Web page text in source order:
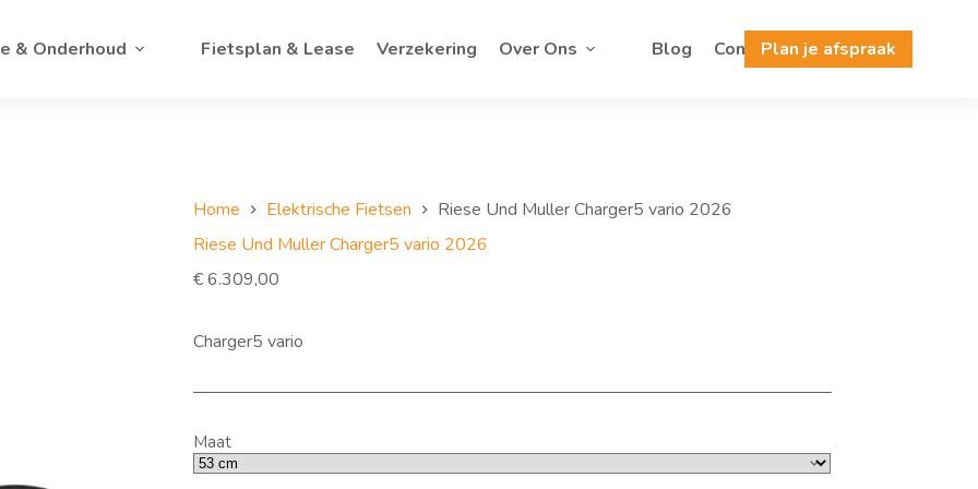
& Onderhoud Fietsplan & Lease Verzekering Over Ons Blog ContactPlan je afspraak
Home Elektrische Fietsen
Riese Und Muller Charger5 vario 2026
Riese Und Muller Charger5 vario 2026
€6.309,00
Charger5 vario
Maat